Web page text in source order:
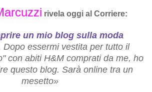
rivela oggi al Corriere:
un mio blog sulla moda
Dopo essermi vestita per tutto il
con abiti H&M comprati da me, ho
questo blog. Sarà online tra un
mesetto»